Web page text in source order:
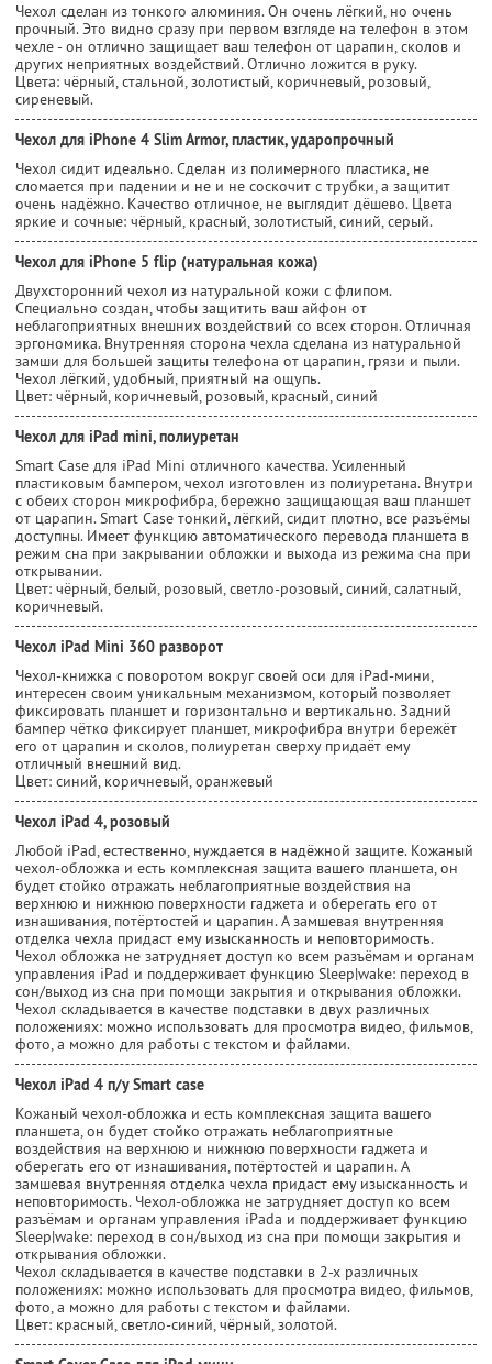
Чехол сделан из тонкого алюминия. Он очень лёгкий, но очень
прочный. Это видно сразу при первом взгляде на телефон в этом
чехле - он отлично защищает ваш телефон от царапин, сколов и
других неприятных воздействий. Отлично ложится в руку.
Цвета: чёрный, стальной, золотистый, коричневый, розовый,
сиреневый.
Чехол для iPhone 4 Slim Armor, пластик, ударопрочный
Чехол сидит идеально. Сделан из полимерного пластика, не
сломается при падении и не и не соскочит с трубки, а защитит
очень надёжно. Качество отличное, не выглядит дёшево. Цвета
яркие и сочные: чёрный, красный, золотистый, синий, серый.
Чехол для iPhone 5 flip (натуральная кожа)
Двухсторонний чехол из натуральной кожи с флипом.
Специально создан, чтобы защитить ваш айфон от
неблагоприятных внешних воздействий со всех сторон. Отличная
эргономика. Внутренняя сторона чехла сделана из натуральной
замши для большей защиты телефона от царапин, грязи и пыли.
Чехол лёгкий, удобный, приятный на ощупь.
Цвет: чёрный, коричневый, розовый, красный, синий
Чехол для iPad mini, полиуретан
Smart Case для iPad Mini отличного качества. Усиленный
пластиковым бампером, чехол изготовлен из полиуретана. Внутри
с обеих сторон микрофибра, бережно защищающая ваш планшет
от царапин. Smart Case тонкий, лёгкий, сидит плотно, все разъёмы
доступны. Имеет функцию автоматического перевода планшета в
режим сна при закрывании обложки и выхода из режима сна при
открывании.
Цвет: чёрный, белый, розовый, светло-розовый, синий, салатный,
коричневый.
Чехол iPad Mini 360 разворот
Чехол-книжка с поворотом вокруг своей оси для iPad-мини,
интересен своим уникальным механизмом, который позволяет
фиксировать планшет и горизонтально и вертикально. Задний
бампер чётко фиксирует планшет, микрофибра внутри бережёт
его от царапин и сколов, полиуретан сверху придаёт ему
отличный внешний вид.
Цвет: синий, коричневый, оранжевый
Чехол iPad 4, розовый
Любой iPad, естественно, нуждается в надёжной защите. Кожаный
чехол-обложка и есть комплексная защита вашего планшета, он
будет стойко отражать неблагоприятные воздействия на
верхнюю и нижнюю поверхности гаджета и оберегать его от
изнашивания, потёртостей и царапин. А замшевая внутренняя
отделка чехла придаст ему изысканность и неповторимость.
Чехол обложка не затрудняет доступ ко всем разъёмам и органам
управления iPad и поддерживает функцию Sleep|wake: переход в
сон/выход из сна при помощи закрытия и открывания обложки.
Чехол складывается в качестве подставки в двух различных
положениях: можно использовать для просмотра видео, фильмов,
фото, а можно для работы с текстом и файлами.
Чехол iPad 4 п/у Smart case
Кожаный чехол-обложка и есть комплексная защита вашего
планшета, он будет стойко отражать неблагоприятные
воздействия на верхнюю и нижнюю поверхности гаджета и
оберегать его от изнашивания, потёртостей и царапин. А
замшевая внутренняя отделка чехла придаст ему изысканность и
неповторимость. Чехол-обложка не затрудняет доступ ко всем
разъёмам и органам управления iPada и поддерживает функцию
Sleep|wake: переход в сон/выход из сна при помощи закрытия и
открывания обложки.
Чехол складывается в качестве подставки в 2-х различных
положениях: можно использовать для просмотра видео, фильмов,
фото, а можно для работы с текстом и файлами.
Цвет: красный, светло-синий, чёрный, золотой.